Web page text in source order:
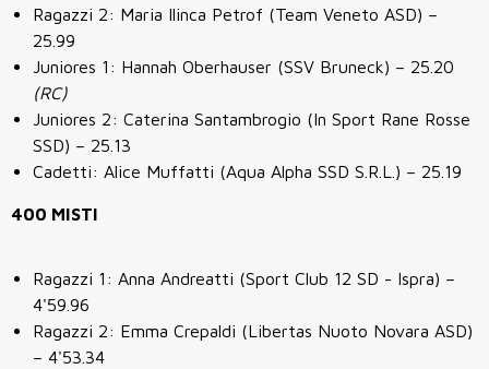
Ragazzi 2: Maria Ilinca Petrof (Team Veneto ASD) –
25.99
Juniores 1: Hannah Oberhauser (SSV Bruneck) – 25.20
(RC)
Juniores 2: Caterina Santambrogio (In Sport Rane Rosse
SSD) – 25.13
Cadetti: Alice Muffatti (Aqua Alpha SSD S.R.L.) – 25.19
400 MISTI
Ragazzi 1: Anna Andreatti (Sport Club 12 SD - Ispra) –
4'59.96
Ragazzi 2: Emma Crepaldi (Libertas Nuoto Novara ASD)
– 4'53.34